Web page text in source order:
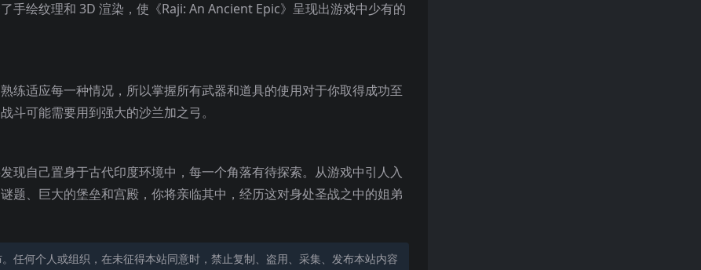
手绘纹理和 3D 渲染，使《Raji: An Ancient Epic》呈现出游戏中少有的
练适应每一种情况，所以掌握所有武器和道具的使用对于你取得成功至
斗可能需要用到强大的沙兰加之弓。
现自己置身于古代印度环境中，每一个角落有待探索。从游戏中引人入
题、巨大的堡垒和宫殿，你将亲临其中，经历这对身处圣战之中的姐弟
任何个人或组织，在未征得本站同意时，禁止复制、盗用、采集、发布本站内容